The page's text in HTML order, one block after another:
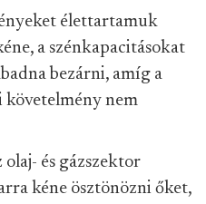
élettartamuk
a szénkapacitásokat
bezárni, amíg a
követelmény nem
és gázszektor
kéne ösztönözni őket,